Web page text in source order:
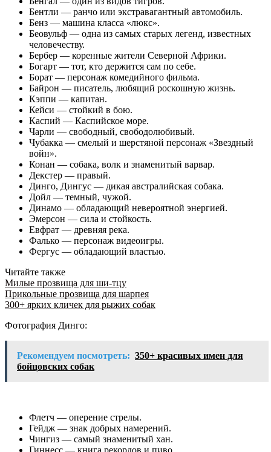
Бентли — ранчо или экстравагантный автомобиль.
Бенз — машина класса «люкс».
Беовульф — одна из самых старых легенд, известных
человечеству.
Бербер — коренные жители Северной Африки.
Богарт — тот, кто держится сам по себе.
Борат — персонаж комедийного фильма.
Байрон — писатель, любящий роскошную жизнь.
Кэппи — капитан.
Кейси — стойкий в бою.
Каспий — Каспийское море.
Чарли — свободный, свободолюбивый.
Чубакка — смелый и шерстяной персонаж «Звездный
войн».
Конан — собака, волк и знаменитый варвар.
Декстер — правый.
Динго, Дингус — дикая австралийская собака.
Дойл — темный, чужой.
Динамо — обладающий невероятной энергией.
Эмерсон — сила и стойкость.
Евфрат — древняя река.
Фалько — персонаж видеоигры.
Фергус — обладающий властью.
Читайте также
Милые прозвища для ши-тцу
Прикольные прозвища для шарпея
300+ ярких кличек для рыжих собак
Фотография Динго:
Рекомендуем посмотреть: 350+ красивых имен для
бойцовских собак
Флетч — оперение стрелы.
Гейдж — знак добрых намерений.
Чингиз — самый знаменитый хан.
Гиннесс — книга рекордов и пиво.